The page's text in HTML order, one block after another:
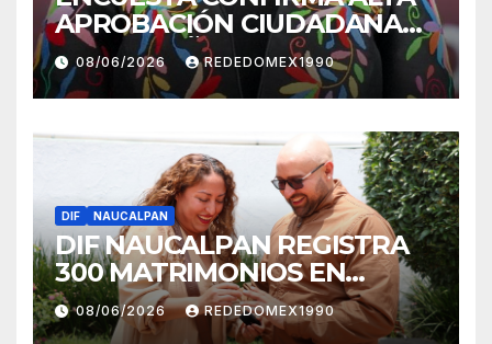
APROBACIÓN CIUDADANAAL
DESEMPEÑO DE LA
ALCALDESA YOSELIN
MENDOZA
08/06/2026 REDEDOMEX1990
DIF NAUCALPAN
DIF NAUCALPAN REGISTRA
300 MATRIMONIOS EN
JORNADA DE BODAS
COMUNITARIAS GRATUITAS
08/06/2026 REDEDOMEX1990